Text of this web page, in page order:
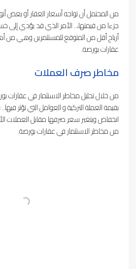
من المحتمل أن تواجه أسعار العقار أو بعض
جزءا من قيمتها،.. الأمر الذي قد يؤدي إلى
أرباح أقل من المتوقع للمستثمرين وهي من
عقارات بورصة.
مخاطر صرف العملات
من خلال تحليل مخاطر الاستثمار في عقارات
بقيمة العملة التركية و العوامل التي تؤثر
انخفاض ويتغير سعر صرفها مقابل
من مخاطر الاستثمار في عقارات بورصة.